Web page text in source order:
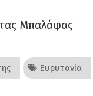
Μπαλάφας
Ευρυτανία